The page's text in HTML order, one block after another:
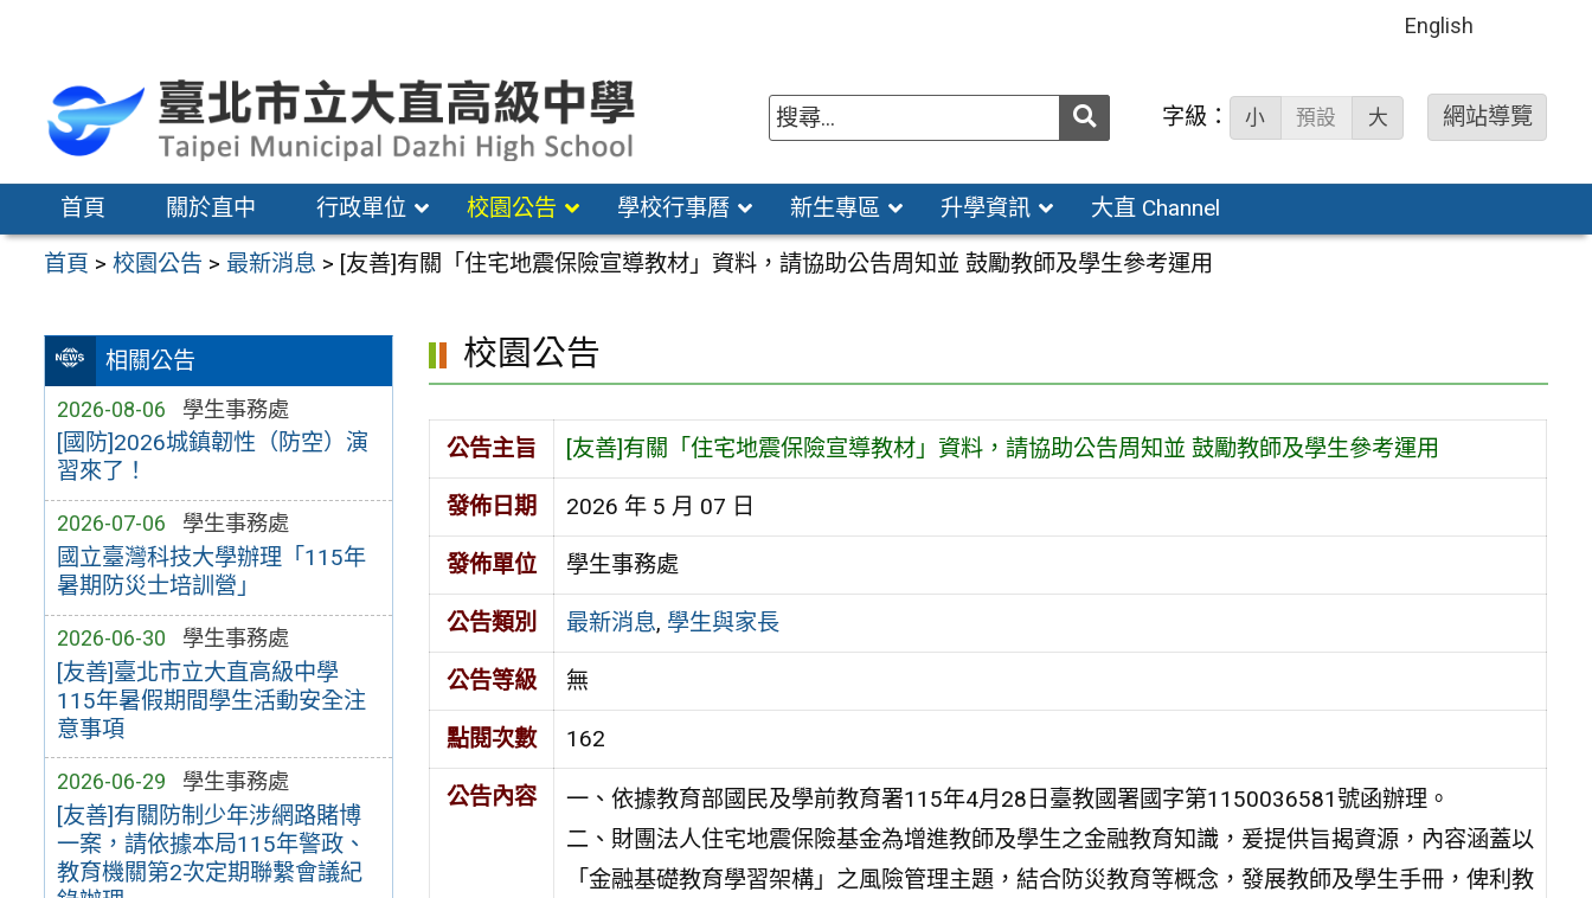
區
English
送出 字級： 小 預設 大 網站導覽
首頁 關於直中 行政單位 校園公告 學校行事曆 新生專區 升學資訊 大直 Channel
首頁 >校園公告 > 最新消息 > [友善]有關「住宅地震保險宣導教材」資料，請協助公告周知並 鼓勵教師及學生參考運用
相關公告
2026-08-06 學生事務處
[國防]2026城鎮韌性（防空）演
習來了！
2026-07-06 學生事務處
國立臺灣科技大學辦理「115年
暑期防災士培訓營」
2026-06-30 學生事務處
[友善]臺北市立大直高級中學
115年暑假期間學生活動安全注
意事項
2026-06-29 學生事務處
[友善]有關防制少年涉網路賭博
一案，請依據本局115年警政、
教育機關第2次定期聯繫會議紀
校園公告
公告主旨 [友善]有關「住宅地震保險宣導教材」資料，請協助公告周知並 鼓勵教師及學生參考運用
發佈日期 2026 年 5 月 07 日
發佈單位 學生事務處
公告類別 最新消息, 學生與家長
公告等級 無
點閱次數 162
公告內容
一、依據教育部國民及學前教育署115年4月28日臺教國署國字第1150036581號函辦理。
二、財團法人住宅地震保險基金為增進教師及學生之金融教育知識，爰提供旨揭資源，內容涵蓋以
「金融基礎教育學習架構」之風險管理主題，結合防災教育等概念，發展教師及學生手冊，俾利教